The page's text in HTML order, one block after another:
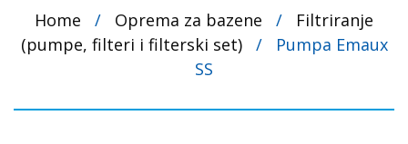
Home / Oprema za bazene /
Filtriranje
(pumpe, filteri i filterski set)
/
Pumpa Emaux
SS